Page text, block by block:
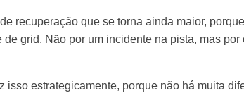
recuperação que se torna ainda maior,
de grid. Não por um incidente na pista, mas
isso estrategicamente, porque não há muita